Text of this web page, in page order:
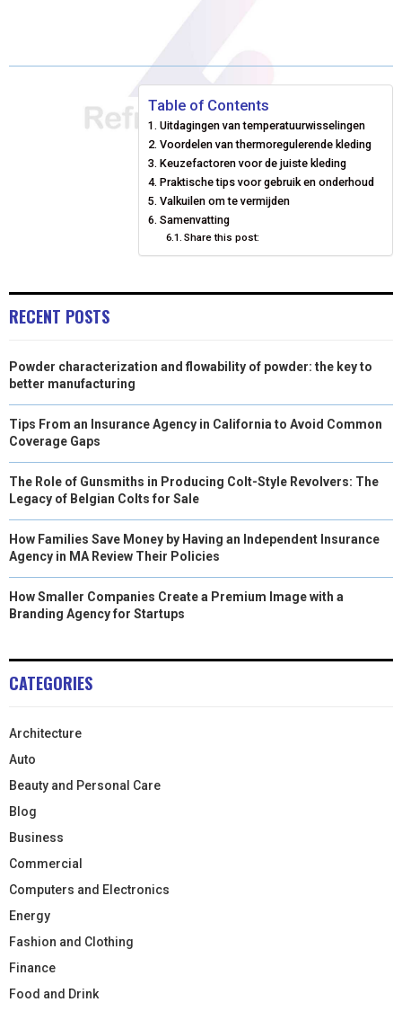
R
W R
E
O
N
E
B
O
O
K
R
O
N
K
D
I
N
R
O
I
Table of Contents
Uitdagingen van temperatuurwisselingen
Voordelen van thermoregulerende kleding
Keuzefactoren voor de juiste kleding
Praktische tips voor gebruik en onderhoud
Valkuilen om te vermijden
Samenvatting
Share this post:
RECENT POSTS
Powder characterization and flowability of powder: the key to
better manufacturing
Tips From an Insurance Agency in California to Avoid Common
Coverage Gaps
The Role of Gunsmiths in Producing Colt-Style Revolvers: The
Legacy of Belgian Colts for Sale
How Families Save Money by Having an Independent Insurance
Agency in MA Review Their Policies
How Smaller Companies Create a Premium Image with a
Branding Agency for Startups
CATEGORIES
Architecture
Auto
Beauty and Personal Care
Blog
Business
Commercial
Computers and Electronics
Energy
Fashion and Clothing
Finance
Food and Drink